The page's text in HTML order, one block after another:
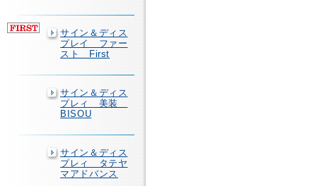
サイン＆ディス
プレイ ファー
スト First
サイン＆ディス
プレィ 美装
BISOU
サイン＆ディス
プレィ タテヤ
マアドバンス